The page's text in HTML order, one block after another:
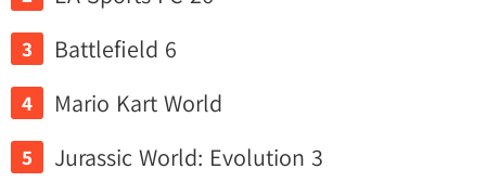
Battlefield 6
Mario Kart World
Jurassic World: Evolution 3